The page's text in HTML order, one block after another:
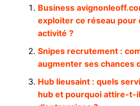
Business
exploiter ce réseau pour
activité ?
Snipes recrutement :
augmenter ses chances
Hub lieusaint : quels
hub et pourquoi attire-t-